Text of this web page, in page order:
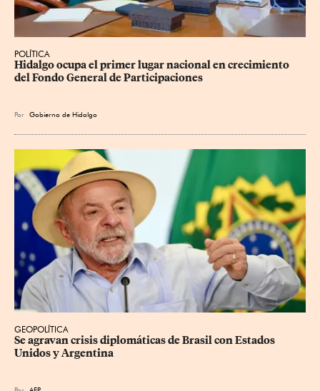
POLÍTICA
Hidalgo ocupa el primer lugar nacional en crecimiento
del Fondo General de Participaciones
Por Gobierno de Hidalgo
GEOPOLÍTICA
Se agravan crisis diplomáticas de Brasil con Estados
Unidos y Argentina